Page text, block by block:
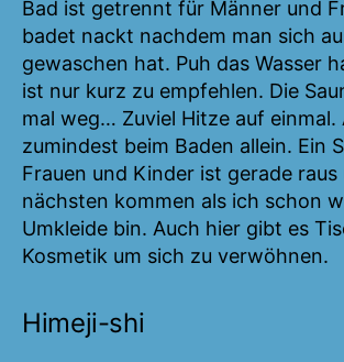
Bad ist getrennt für Männer und
badet nackt nachdem man sich
gewaschen hat. Puh das Wasser
ist nur kurz zu empfehlen. Die
mal weg… Zuviel Hitze auf einmal.
zumindest beim Baden allein. Ein
Frauen und Kinder ist gerade raus
nächsten kommen als ich schon
Umkleide bin. Auch hier gibt es
Kosmetik um sich zu verwöhnen.
Himeji-shi